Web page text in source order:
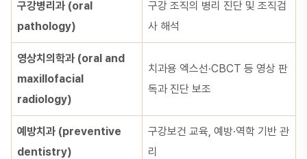
구강병리과 (oral
pathology)
구강 조직의 병리 진단 및 조직검
사 해석
영상치의학과 (oral and
maxillofacial
radiology)
치과용 엑스선·CBCT 등 영상 판
독과 진단 보조
예방치과 (preventive
dentistry)
구강보건 교육, 예방·역학 기반 관
리